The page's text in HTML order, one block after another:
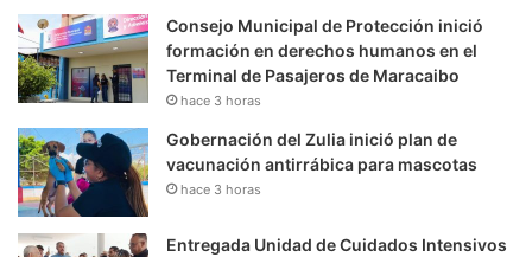
Consejo Municipal de Protección inició
formación en derechos humanos en el
Terminal de Pasajeros de Maracaibo
hace 3 horas
Gobernación del Zulia inició plan de
vacunación antirrábica para mascotas
hace 3 horas
Entregada Unidad de Cuidados Intensivos